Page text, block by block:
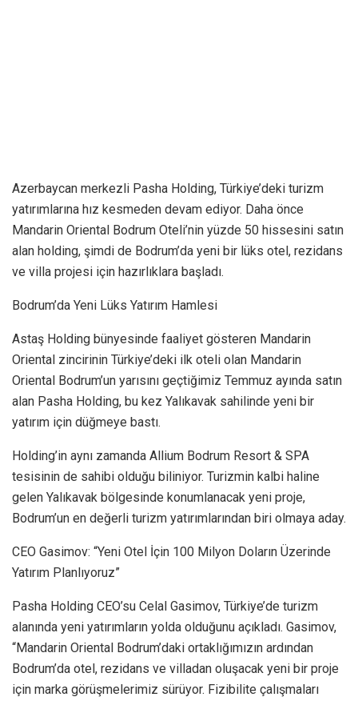
Azerbaycan merkezli Pasha Holding, Türkiye’deki turizm
yatırımlarına hız kesmeden devam ediyor. Daha önce
Mandarin Oriental Bodrum Oteli’nin yüzde 50 hissesini satın
alan holding, şimdi de Bodrum’da yeni bir lüks otel, rezidans
ve villa projesi için hazırlıklara başladı.
Bodrum’da Yeni Lüks Yatırım Hamlesi
Astaş Holding bünyesinde faaliyet gösteren Mandarin
Oriental zincirinin Türkiye’deki ilk oteli olan Mandarin
Oriental Bodrum’un yarısını geçtiğimiz Temmuz ayında satın
alan Pasha Holding, bu kez Yalıkavak sahilinde yeni bir
yatırım için düğmeye bastı.
Holding’in aynı zamanda Allium Bodrum Resort & SPA
tesisinin de sahibi olduğu biliniyor. Turizmin kalbi haline
gelen Yalıkavak bölgesinde konumlanacak yeni proje,
Bodrum’un en değerli turizm yatırımlarından biri olmaya aday.
CEO Gasimov: “Yeni Otel İçin 100 Milyon Doların Üzerinde
Yatırım Planlıyoruz”
Pasha Holding CEO’su Celal Gasimov, Türkiye’de turizm
alanında yeni yatırımların yolda olduğunu açıkladı. Gasimov,
“Mandarin Oriental Bodrum’daki ortaklığımızın ardından
Bodrum’da otel, rezidans ve villadan oluşacak yeni bir proje
için marka görüşmelerimiz sürüyor. Fizibilite çalışmaları